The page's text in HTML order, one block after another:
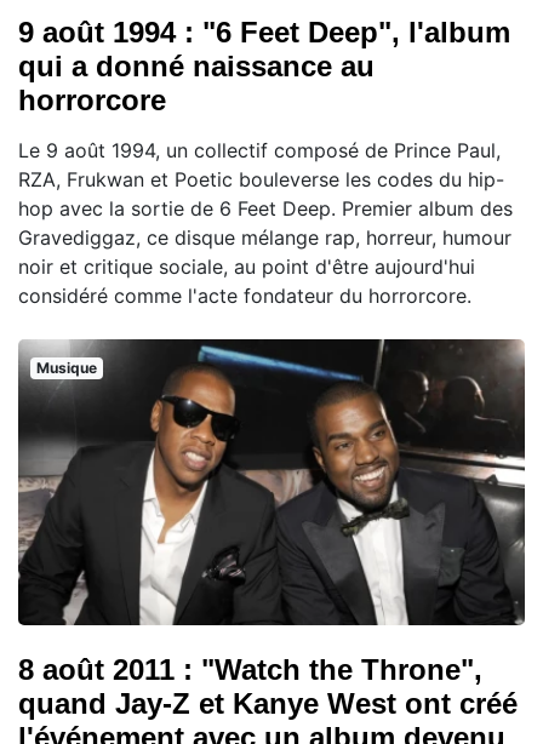
9 août 1994 : "6 Feet Deep", l'album
qui a donné naissance au
horrorcore
Le 9 août 1994, un collectif composé de Prince Paul,
RZA, Frukwan et Poetic bouleverse les codes du hip-
hop avec la sortie de 6 Feet Deep. Premier album des
Gravediggaz, ce disque mélange rap, horreur, humour
noir et critique sociale, au point d'être aujourd'hui
considéré comme l'acte fondateur du horrorcore.
Musique
8 août 2011 : "Watch the Throne",
quand Jay-Z et Kanye West ont créé
l'événement avec un album devenu